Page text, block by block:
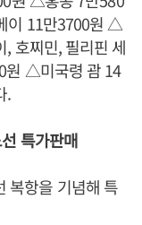
이 11만3700원 △
호찌민, 필리핀 세
원 △미국령 괌 14
.
특가판매
복항을 기념해 특